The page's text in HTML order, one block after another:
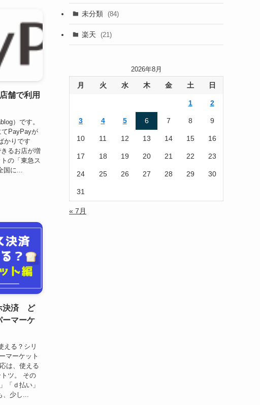
舗で利用
）です。
てPayPayが
かりです
るお店が増
の「東急ス
に...
決済 ど
マーケ
る？シリ
マーケット
は、使える
ツ。 その
「ｄ払い」
、少し...
(105)
(186)
未分類 (84)
楽天 (21)
2026年8月
月 火 水 木 金 土 日
1 2
3 4 5 6 7 8 9
10 11 12 13 14 15 16
17 18 19 20 21 22 23
24 25 26 27 28 29 30
31
« 7月